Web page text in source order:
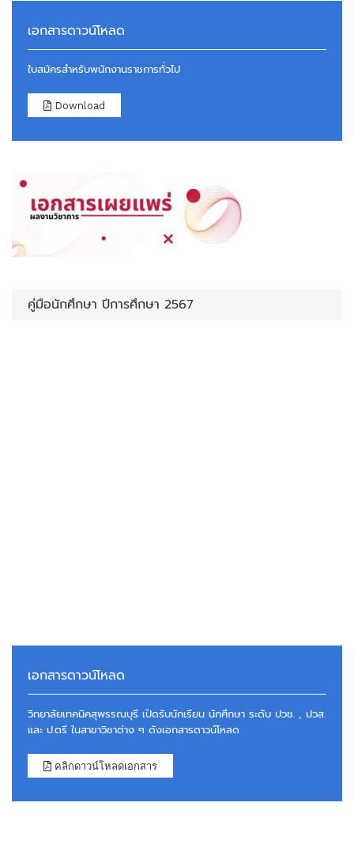
เอกสารดาวน์โหลด
ใบสมัครสำหรับพนักงานราชการทั่วไป
Download
คู่มือนักศึกษา ปีการศึกษา 2567
เอกสารดาวน์โหลด
วิทยาลัยเทคนิคสุพรรณบุรี เปิดรับนักเรียน นักศึกษา ระดับ ปวช. , ปวส.
และ ป.ตรี ในสาขาวิชาต่าง ๆ ดังเอกสารดาวน์โหลด
คลิกดาวน์โหลดเอกสาร